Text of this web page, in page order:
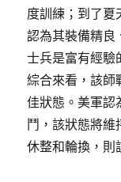
度訓練；到了夏
認為其裝備精
士兵是富有經驗
綜合來看，該師
佳狀態。美軍認
鬥，該狀態將
休整和輪換，則